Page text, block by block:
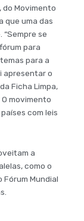
Movimento
que uma das
se
para
para a
apresentar o
Ficha Limpa,
movimento
com leis
a
como o
Fórum Mundial